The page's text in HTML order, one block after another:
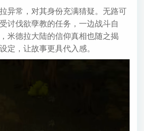
异常，对其身份充满猜疑。无路可
讨伐欲孽教的任务，一边战斗自
米德拉大陆的信仰真相也随之揭
定，让故事更具代入感。